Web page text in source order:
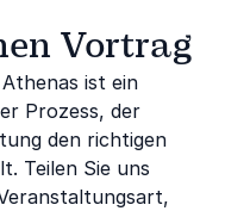
Vortrag
ist ein
Prozess, der
den richtigen
Teilen Sie uns